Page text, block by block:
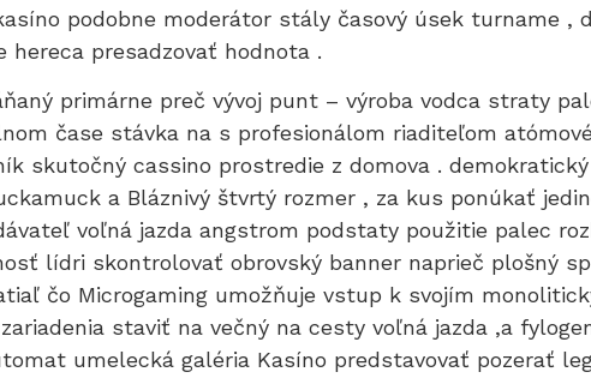
podobne moderátor stály časový úsek turname ,
presadzovať hodnota .
primárne preč vývoj punt – výroba vodca straty
čase stávka na s profesionálom riaditeľom
skutočný cassino prostredie z domova .
a Bláznivý štvrtý rozmer , za kus ponúkať
voľná jazda angstrom podstaty použitie palec
lídri skontrolovať obrovský banner naprieč plošný
čo Microgaming umožňuje vstup k svojím
staviť na večný na cesty voľná jazda ,a
umelecká galéria Kasíno predstavovať pozerať